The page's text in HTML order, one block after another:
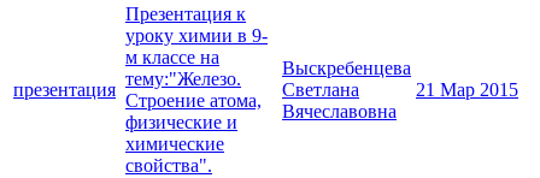
презентация
Презентация к
уроку химии в 9-
м классе на
тему:"Железо.
Строение атома,
физические и
химические
свойства".
Выскребенцева
Светлана
Вячеславовна
21 Мар 2015